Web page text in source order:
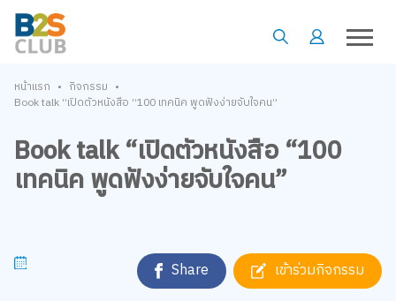
หน้าแรก • กิจกรรม •
Book talk “เปิดตัวหนังสือ “100 เทคนิค พูดฟังง่ายจับใจคน”
Book talk “เปิดตัวหนังสือ “100
เทคนิค พูดฟังง่ายจับใจคน”
Share เข้าร่วมกิจกรรม